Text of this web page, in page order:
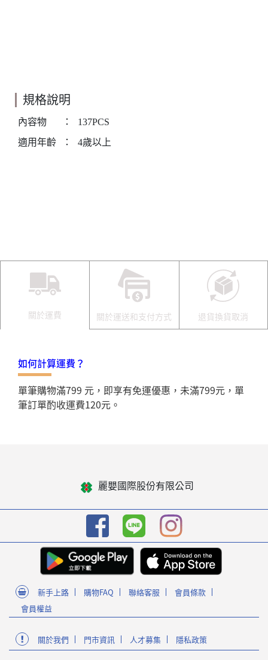
規格說明
內容物 ：
137PCS
適用年齡
： 4歲以上
關於運費 關於運送和支付方式 退貨換貨取消
如何計算運費？
單筆購物滿799 元，即享有免運優惠，未滿799元，單
筆訂單酌收運費120元。
麗嬰國際股份有限公司
新手上路 購物FAQ 聯絡客服
會員條款
會員權益
關於我們 門市資訊 人才募集 隱私政策